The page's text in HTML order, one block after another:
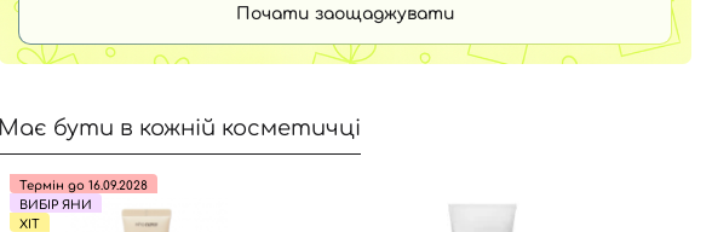
Почати заощаджувати
Має бути в кожній косметичці
Термін до 16.09.2028
ВИБІР ЯНИ
ХІТ